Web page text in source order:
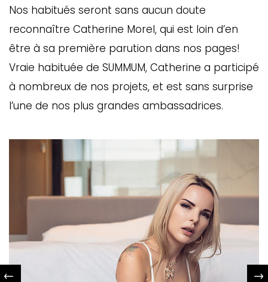
Nos habitués seront sans aucun doute
reconnaître Catherine Morel, qui est loin d’en
être à sa première parution dans nos pages!
Vraie habituée de SUMMUM, Catherine a participé
à nombreux de nos projets, et est sans surprise
l’une de nos plus grandes ambassadrices.